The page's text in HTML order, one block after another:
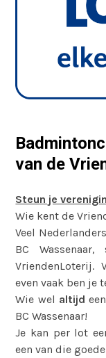
van de
Steun je
Wie kent de
Veel
BC
VriendenLoterij.
even vaak ben je
Wie wel altijd
BC Wassenaar!
Je kan per lot
een van die